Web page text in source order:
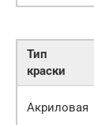
Тип
краски
Акриловая